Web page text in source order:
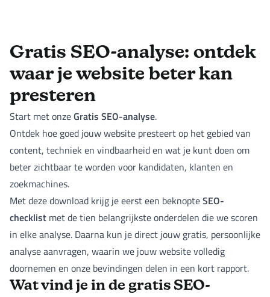
Gratis SEO-analyse: ontdek
waar je website beter kan
presteren
Start met onzeGratis SEO-analyse.
Ontdek hoe goed jouw website presteert op het gebied van
content, techniek en vindbaarheid en wat je kunt doen om
beter zichtbaar te worden voor kandidaten, klanten en
zoekmachines.
Met deze download krijg je eerst een beknopteSEO-
checklist met de tien belangrijkste onderdelen die we scoren
in elke analyse. Daarna kun je direct jouw gratis, persoonlijke
analyse aanvragen, waarin we jouw website volledig
doornemen en onze bevindingen delen in een kort rapport.
Wat vind je in de gratis SEO-